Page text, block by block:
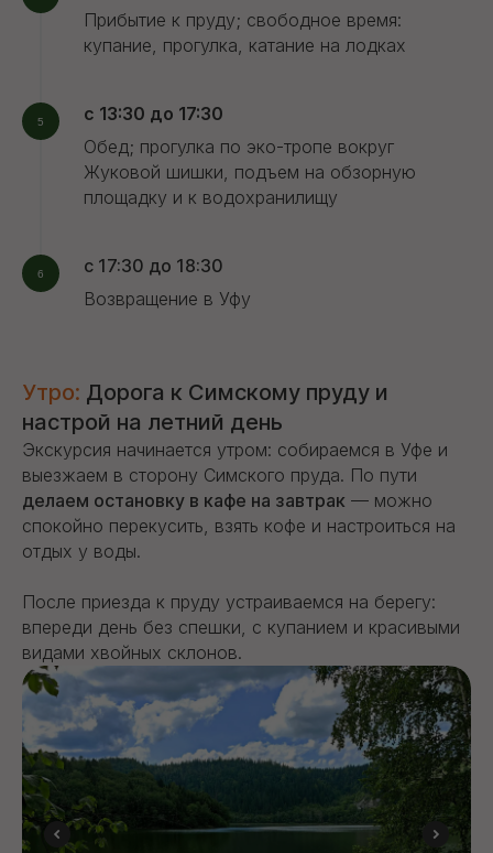
Прибытие к пруду; свободное время:
купание, прогулка, катание на лодках
с 13:30 до 17:30
Обед; прогулка по эко-тропе вокруг
Жуковой шишки, подъем на обзорную
площадку и к водохранилищу
с 17:30 до 18:30
Возвращение в Уфу
Утро: Дорога к Симскому пруду и
настрой на летний день
Экскурсия начинается утром: собираемся в Уфе и
выезжаем в сторону Симского пруда. По пути
делаем остановку в кафе на завтрак — можно
спокойно перекусить, взять кофе и настроиться на
отдых у воды.
После приезда к пруду устраиваемся на берегу:
впереди день без спешки, с купанием и красивыми
видами хвойных склонов.